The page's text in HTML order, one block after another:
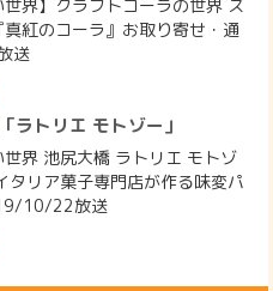
世界】クラフトコーラの世界 ス
紅のコーラ』お取り寄せ・通
送
ラトリエ モトゾー」
世界 池尻大橋 ラトリエ モトゾ
タリア菓子専門店が作る味変パ
10/22放送